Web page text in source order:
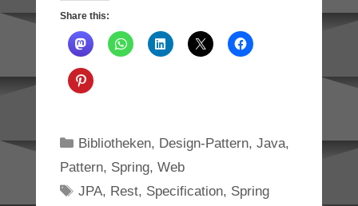
Share this:
Categories
Bibliotheken, Design-Pattern, Java,
Pattern, Spring, Web
Tags
JPA, Rest, Specification, Spring